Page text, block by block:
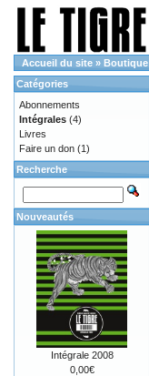
Accueil du site » Boutique
Catégories
Abonnements
Intégrales (4)
Livres
Faire un don (1)
Recherche
Nouveautés
Intégrale 2008
0,00€